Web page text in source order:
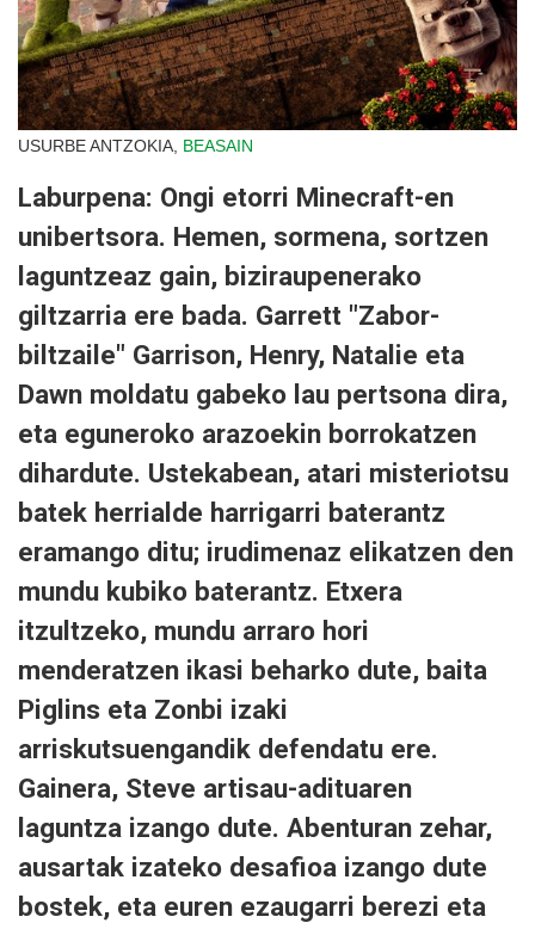
USURBE ANTZOKIA, BEASAIN
Laburpena: Ongi etorri Minecraft-en
unibertsora. Hemen, sormena, sortzen
laguntzeaz gain, biziraupenerako
giltzarria ere bada. Garrett "Zabor-
biltzaile" Garrison, Henry, Natalie eta
Dawn moldatu gabeko lau pertsona dira,
eta eguneroko arazoekin borrokatzen
dihardute. Ustekabean, atari misteriotsu
batek herrialde harrigarri baterantz
eramango ditu; irudimenaz elikatzen den
mundu kubiko baterantz. Etxera
itzultzeko, mundu arraro hori
menderatzen ikasi beharko dute, baita
Piglins eta Zonbi izaki
arriskutsuengandik defendatu ere.
Gainera, Steve artisau-adituaren
laguntza izango dute. Abenturan zehar,
ausartak izateko desafioa izango dute
bostek, eta euren ezaugarri berezi eta